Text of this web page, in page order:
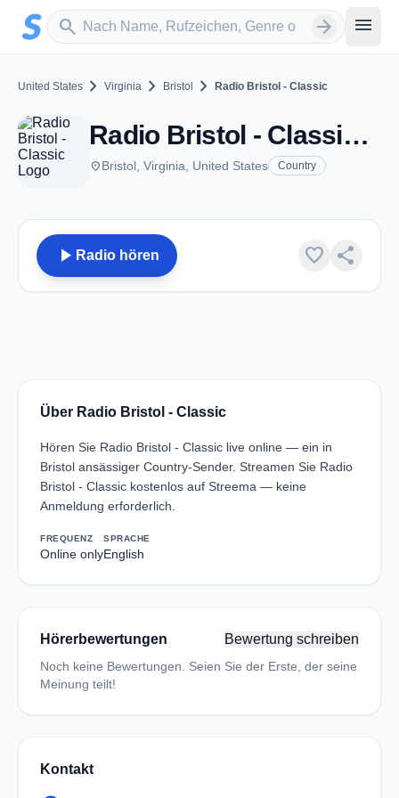
Zum Hauptinhalt springen
search
Sender suchen arrow_forward menu
United States chevron_right Virginia chevron_right Bristol chevron_right Radio Bristol - Classic
Radio Bristol - Classic - Bristol, VA
placeBristol, Virginia, United States Country
play_arrow Radio hören favorite share
Über Radio Bristol - Classic
Hören Sie Radio Bristol - Classic live online — ein in
Bristol ansässiger Country-Sender. Streamen Sie Radio
Bristol - Classic kostenlos auf Streema — keine
Anmeldung erforderlich.
FREQUENZ
Online only
SPRACHE
English
Hörerbewertungen Bewertung schreiben
Noch keine Bewertungen. Seien Sie der Erste, der seine
Meinung teilt!
Kontakt